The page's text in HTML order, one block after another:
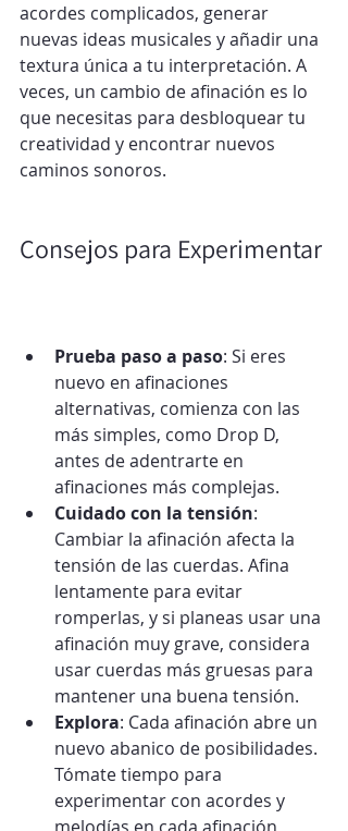
acordes complicados, generar
nuevas ideas musicales y añadir una
textura única a tu interpretación. A
veces, un cambio de afinación es lo
que necesitas para desbloquear tu
creatividad y encontrar nuevos
caminos sonoros.
Consejos para Experimentar
Prueba paso a paso: Si eres
nuevo en afinaciones
alternativas, comienza con las
más simples, como Drop D,
antes de adentrarte en
afinaciones más complejas.
Cuidado con la tensión:
Cambiar la afinación afecta la
tensión de las cuerdas. Afina
lentamente para evitar
romperlas, y si planeas usar una
afinación muy grave, considera
usar cuerdas más gruesas para
mantener una buena tensión.
Explora: Cada afinación abre un
nuevo abanico de posibilidades.
Tómate tiempo para
experimentar con acordes y